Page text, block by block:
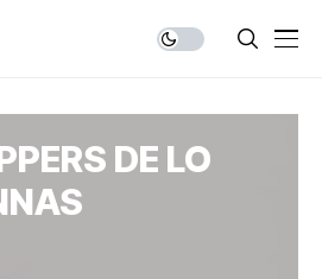
DE LO